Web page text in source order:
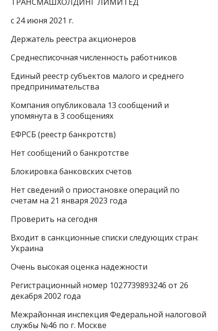
с 24 июня 2021 г.
Держатель реестра акционеров
Среднесписочная численность работников
Единый реестр субъектов малого и среднего
предпринимательства
Компания опубликовала 13 сообщений и
упомянута в 3 сообщениях
ЕФРСБ (реестр банкротств)
Нет сообщений о банкротстве
Блокировка банковских счетов
Нет сведений о приостановке операций по
счетам на 21 января 2023 года
Проверить на сегодня
Входит в санкционные списки следующих стран:
Украина
Очень высокая оценка надежности
Регистрационный номер 1027739893246 от 26
декабря 2002 года
Межрайонная инспекция Федеральной налоговой
службы №46 по г. Москве